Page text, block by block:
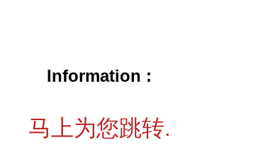
Information :
马上为您跳转.